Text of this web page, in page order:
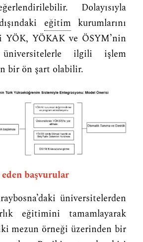
Dolayısıyla
eğitim kurumlarını
YÖK, YÖKAK ve ÖSYM’nin
ilgili işlem
bir ön şart olabilir.
başvurular
üniversitelerden
eğitimini tamamlayarak
mezun örneği üzerinden bir